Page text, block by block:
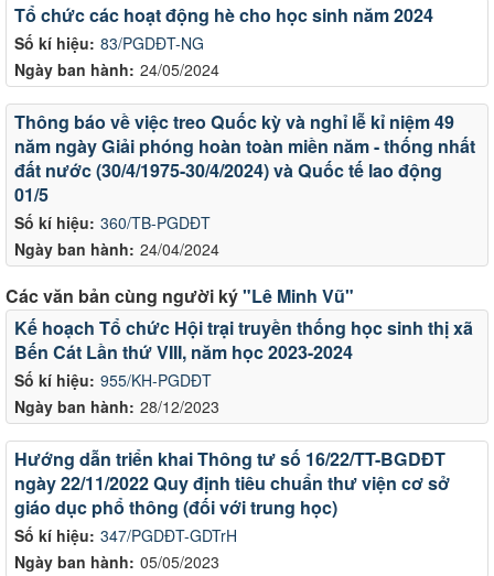
Số kí hiệu: 83/PGDĐT-NG
Ngày ban hành: 24/05/2024
Tổ chức các hoạt động hè cho học sinh năm 2024
Số kí hiệu: 360/TB-PGDĐT
Ngày ban hành: 24/04/2024
Thông báo về việc treo Quốc kỳ và nghỉ lễ kỉ niệm 49
năm ngày Giải phóng hoàn toàn miền năm - thống nhất
đất nước (30/4/1975-30/4/2024) và Quốc tế lao động
01/5
Các văn bản cùng người ký"Lê Minh Vũ"
Số kí hiệu: 955/KH-PGDĐT
Ngày ban hành: 28/12/2023
Kế hoạch Tổ chức Hội trại truyền thống học sinh thị xã
Bến Cát Lần thứ VIII, năm học 2023-2024
Số kí hiệu: 347/PGDĐT-GDTrH
Ngày ban hành: 05/05/2023
Hướng dẫn triển khai Thông tư số 16/22/TT-BGDĐT
ngày 22/11/2022 Quy định tiêu chuẩn thư viện cơ sở
giáo dục phổ thông (đối với trung học)